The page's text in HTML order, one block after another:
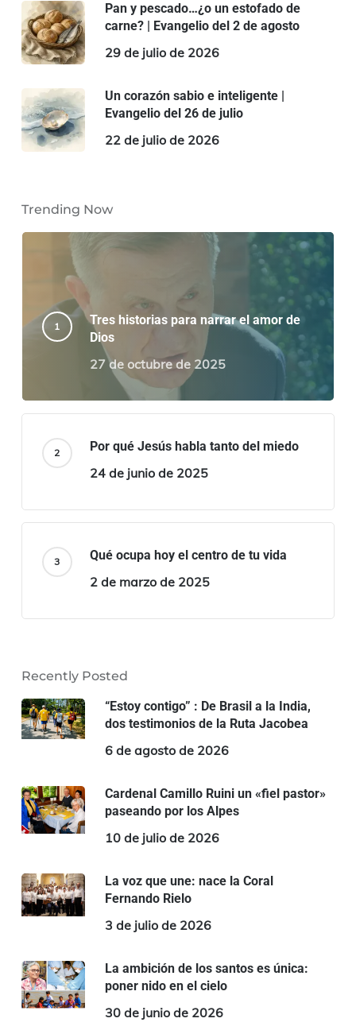
Pan y pescado…¿o un estofado de
carne? | Evangelio del 2 de agosto
29 de julio de 2026
Un corazón sabio e inteligente |
Evangelio del 26 de julio
22 de julio de 2026
Trending Now
Tres historias para narrar el amor de
Dios
27 de octubre de 2025
Por qué Jesús habla tanto del miedo
24 de junio de 2025
Qué ocupa hoy el centro de tu vida
2 de marzo de 2025
Recently Posted
“Estoy contigo” : De Brasil a la India,
dos testimonios de la Ruta Jacobea
6 de agosto de 2026
Cardenal Camillo Ruini un «fiel pastor»
paseando por los Alpes
10 de julio de 2026
La voz que une: nace la Coral
Fernando Rielo
3 de julio de 2026
La ambición de los santos es única:
poner nido en el cielo
30 de junio de 2026